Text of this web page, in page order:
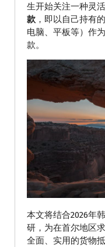
生开始关注一种灵
款 ，即以自己持有
电脑、平板等）作
款。
本文将结合2026年
研，为在首尔地区
全面、实用的货物